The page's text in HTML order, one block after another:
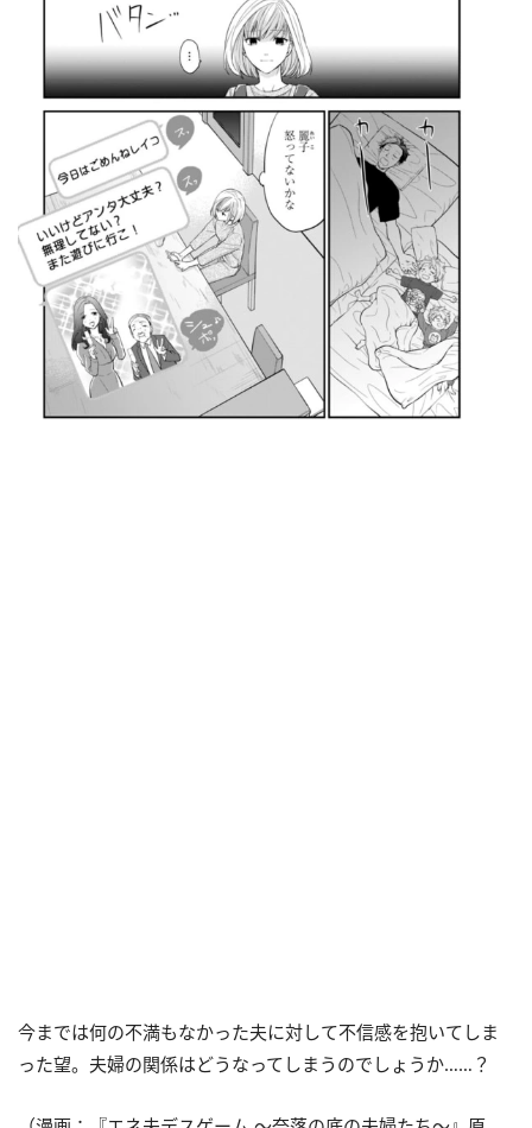
今までは何の不満もなかった夫に対して不信感を抱いてしま
った望。夫婦の関係はどうなってしまうのでしょうか……？